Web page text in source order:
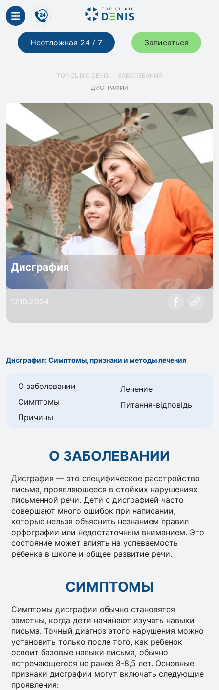
Неотложная 24 / 7 Записаться
TOP CLINIC DENIS
ЗАБОЛЕВАНИЯ
ДИСГРАФИЯ
Дисграфия
17.10.2024
Дисграфия: Симптомы, признаки и методы лечения
О заболевании
Симптомы
Причины
Лечение
Питання-відповідь
О ЗАБОЛЕВАНИИ
Дисграфия — это специфическое расстройство
письма, проявляющееся в стойких нарушениях
письменной речи. Дети с дисграфией часто
совершают много ошибок при написании,
которые нельзя объяснить незнанием правил
орфографии или недостаточным вниманием. Это
состояние может влиять на успеваемость
ребенка в школе и общее развитие речи.
СИМПТОМЫ
Симптомы дисграфии обычно становятся
заметны, когда дети начинают изучать навыки
письма. Точный диагноз этого нарушения можно
установить только после того, как ребенок
освоит базовые навыки письма, обычно
встречающегося не ранее 8-8,5 лет. Основные
признаки дисграфии могут включать следующие
проявления: